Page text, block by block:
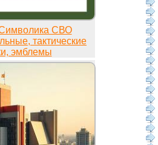
СВО
тактические
эмблемы